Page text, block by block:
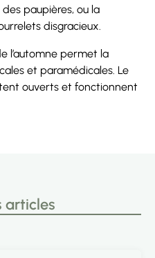
paupières, ou la
disgracieux.
l’automne permet la
et paramédicales. Le
ouverts et fonctionnent
articles